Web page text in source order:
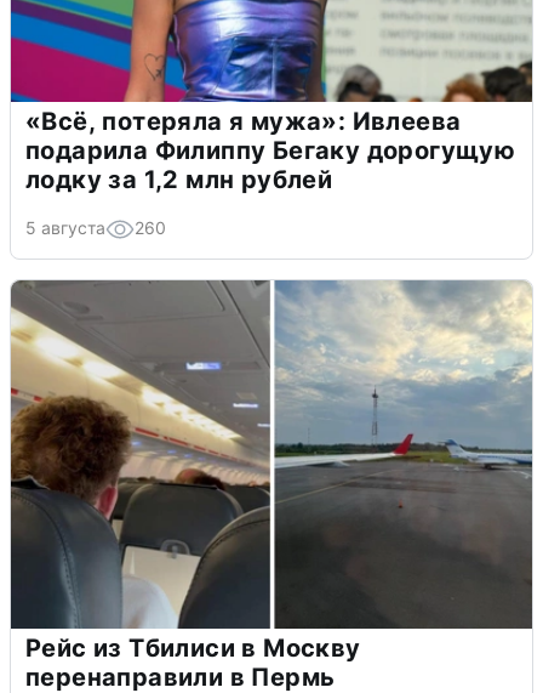
«Всё, потеряла я мужа»: Ивлеева
подарила Филиппу Бегаку дорогущую
лодку за 1,2 млн рублей
5 августа 260
Рейс из Тбилиси в Москву
перенаправили в Пермь